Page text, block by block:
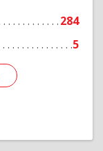
284
5
Подробнее